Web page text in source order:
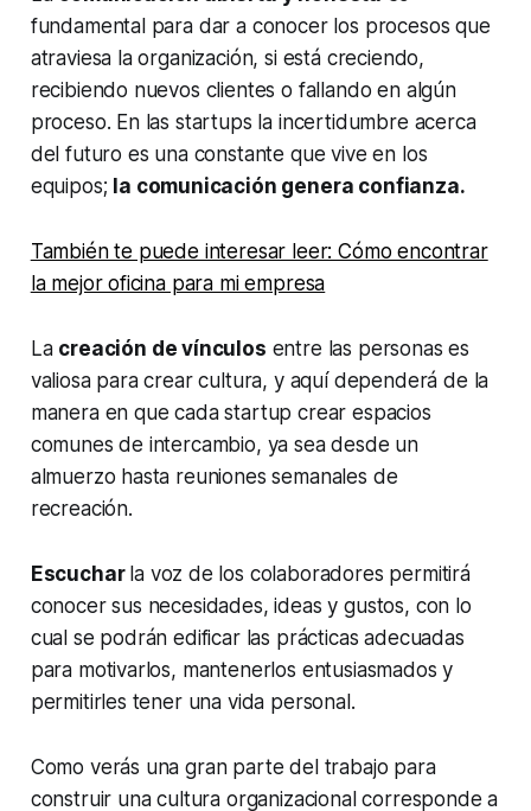
fundamental para dar a conocer los procesos que
atraviesa la organización, si está creciendo,
recibiendo nuevos clientes o fallando en algún
proceso. En las startups la incertidumbre acerca
del futuro es una constante que vive en los
equipos; la comunicación genera confianza.
También te puede interesar leer: Cómo encontrar
la mejor oficina para mi empresa
La creación de vínculos entre las personas es
valiosa para crear cultura, y aquí dependerá de la
manera en que cada startup crear espacios
comunes de intercambio, ya sea desde un
almuerzo hasta reuniones semanales de
recreación.
Escuchar la voz de los colaboradores permitirá
conocer sus necesidades, ideas y gustos, con lo
cual se podrán edificar las prácticas adecuadas
para motivarlos, mantenerlos entusiasmados y
permitirles tener una vida personal.
Como verás una gran parte del trabajo para
construir una cultura organizacional corresponde a